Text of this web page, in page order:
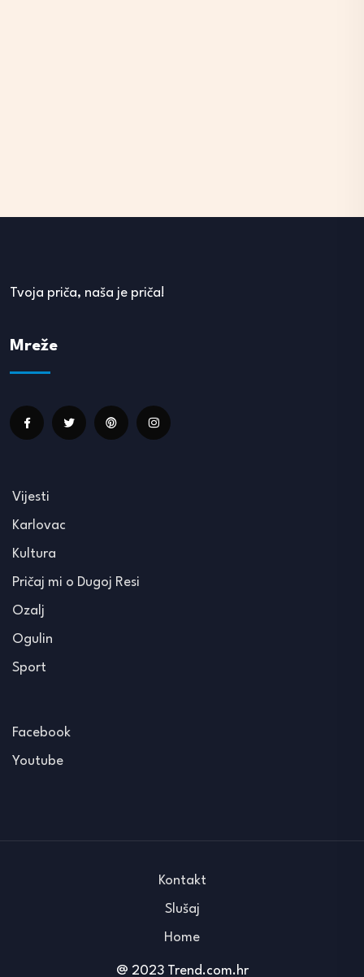
Tvoja priča, naša je priča!
Mreže
Vijesti
Karlovac
Kultura
Pričaj mi o Dugoj Resi
Ozalj
Ogulin
Sport
Facebook
Youtube
@ 2023 Trend.com.hr
Kontakt
Slušaj
Home